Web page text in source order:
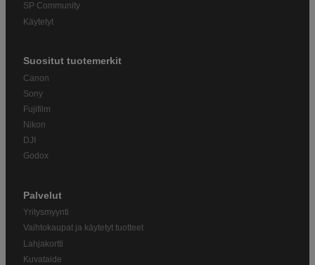
SP Community
Käytetyt
Suositut tuotemerkit
Canon
Sony
Fujifilm
Nikon
DJI
Godox
Palvelut
Yritysmyynti
Vaihtokaupat ja käytetyt tuotteet
Lahjakortti
Kuvataide